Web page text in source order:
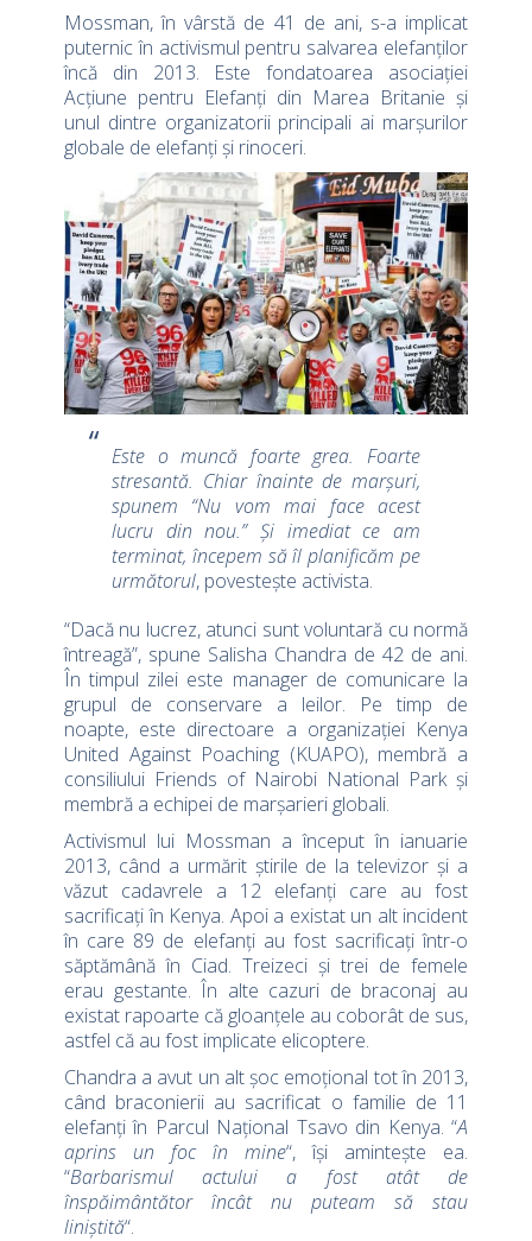
Mossman, în vârstă de 41 de ani, s-a implicat
puternic în activismul pentru salvarea elefanților
încă din 2013. Este fondatoarea asociației
Acțiune pentru Elefanți din Marea Britanie și
unul dintre organizatorii principali ai marșurilor
globale de elefanți și rinoceri.
Este o muncă foarte grea. Foarte
stresantă. Chiar înainte de marșuri,
spunem “Nu vom mai face acest
lucru din nou.” Și imediat ce am
terminat, începem să îl planificăm pe
următorul, povestește activista.
“Dacă nu lucrez, atunci sunt voluntară cu normă
întreagă”, spune Salisha Chandra de 42 de ani.
În timpul zilei este manager de comunicare la
grupul de conservare a leilor. Pe timp de
noapte, este directoare a organizației Kenya
United Against Poaching (KUAPO), membră a
consiliului Friends of Nairobi National Park și
membră a echipei de marșarieri globali.
Activismul lui Mossman a început în ianuarie
2013, când a urmărit știrile de la televizor și a
văzut cadavrele a 12 elefanți care au fost
sacrificați în Kenya. Apoi a existat un alt incident
în care 89 de elefanți au fost sacrificați într-o
săptămână în Ciad. Treizeci și trei de femele
erau gestante. În alte cazuri de braconaj au
existat rapoarte că gloanțele au coborât de sus,
astfel că au fost implicate elicoptere.
Chandra a avut un alt șoc emoțional tot în 2013,
când braconierii au sacrificat o familie de 11
elefanți în Parcul Național Tsavo din Kenya. “A
aprins un foc în mine“, își amintește ea.
“Barbarismul actului a fost atât de
înspăimântător încât nu puteam să stau
liniștită“.